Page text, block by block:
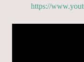
https://